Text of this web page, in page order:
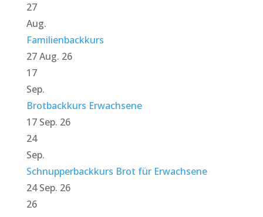
27
Aug.
Familienbackkurs
27 Aug. 26
17
Sep.
Brotbackkurs Erwachsene
17 Sep. 26
24
Sep.
Schnupperbackkurs Brot für Erwachsene
24 Sep. 26
26